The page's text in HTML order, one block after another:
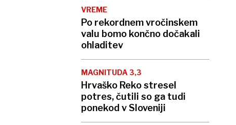
VREME
Po rekordnem vročinskem
valu bomo končno dočakali
ohladitev
MAGNITUDA 3,3
Hrvaško Reko stresel
potres, čutili so ga tudi
ponekod v Sloveniji